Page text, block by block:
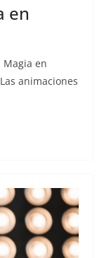
en
Magia en
animaciones